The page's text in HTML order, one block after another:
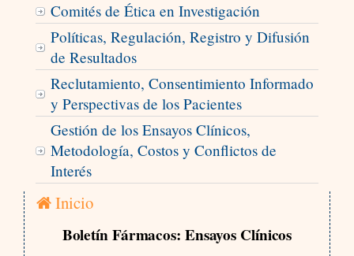
Comités de Ética en Investigación
Políticas, Regulación, Registro y Difusión
de Resultados
Reclutamiento, Consentimiento Informado
y Perspectivas de los Pacientes
Gestión de los Ensayos Clínicos,
Metodología, Costos y Conflictos de
Interés
Inicio
Boletín Fármacos: Ensayos Clínicos